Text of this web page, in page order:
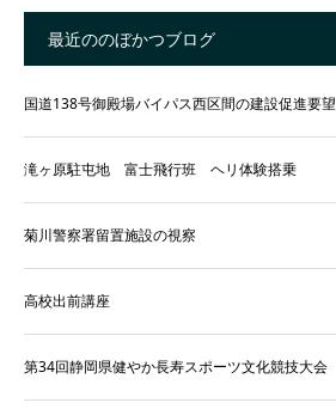
最近ののぼかつブログ
国道138号御殿場バイパス西区間の建設促進要望
滝ヶ原駐屯地 富士飛行班 ヘリ体験搭乗
菊川警察署留置施設の視察
高校出前講座
第34回静岡県健やか長寿スポーツ文化競技大会